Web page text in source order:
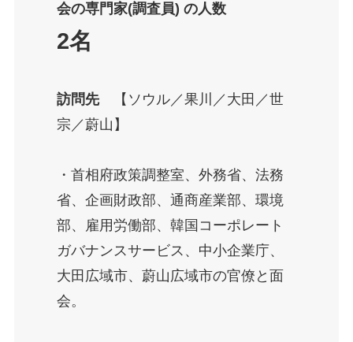
会の専門家(調査員) の人数
2名
訪問先
【ソウル／果川／大田／世
宗／蔚山】
・首相府政策調整室、外務省、法務
省、企画財政部、通商産業部、環境
部、雇用労働部、韓国コーポレート
ガバナンスサービス、中小企業庁、
大田広域市、蔚山広域市の官僚と面
会。